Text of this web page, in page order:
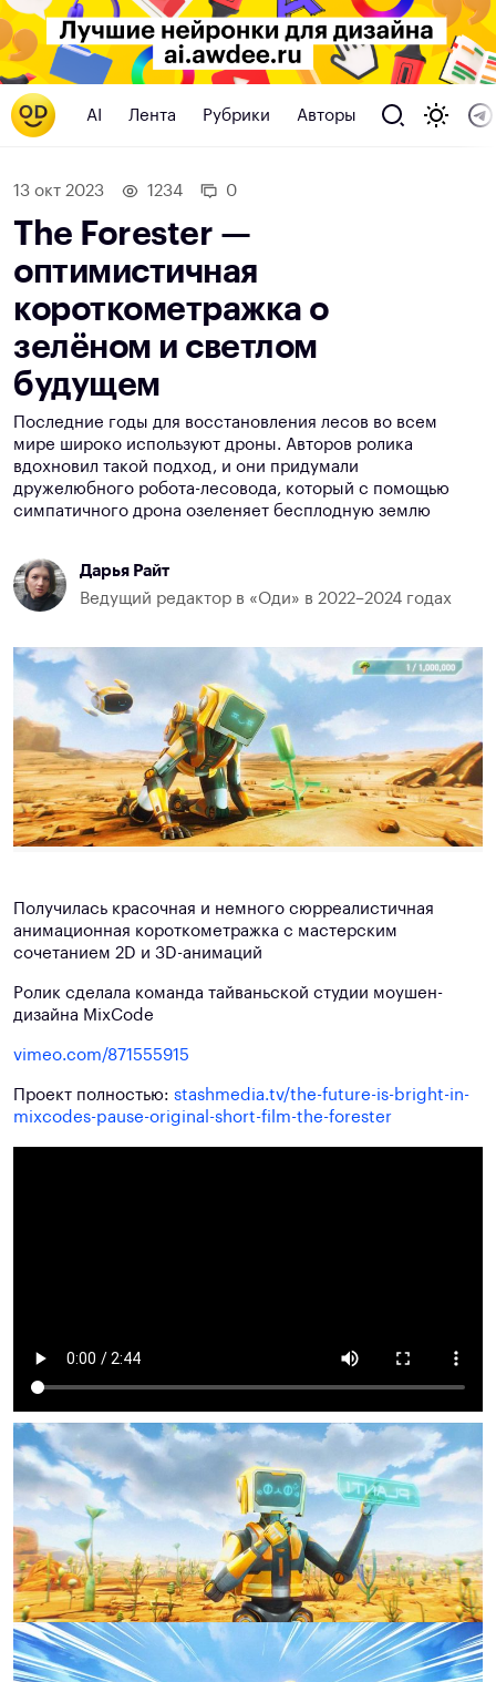
AI Лента Рубрики Авторы
13 окт 2023 1234 0
The Forester —
оптимистичная
короткометражка о
зелёном и светлом
будущем
Последние годы для восстановления лесов во всем
мире широко используют дроны. Авторов ролика
вдохновил такой подход, и они придумали
дружелюбного робота-лесовода, который c помощью
симпатичного дрона озеленяет бесплодную землю
Дарья Райт
Ведущий редактор в «Оди» в 2022–2024 годах
Получилась красочная и немного сюрреалистичная
анимационная короткометражка с мастерским
сочетанием 2D и 3D-анимаций
Ролик сделала команда тайваньской студии моушен-
дизайна MixCode
vimeo.com/871555915
Проект полностью: stashmedia.tv/the-future-is-bright-in-
mixcodes-pause-original-short-film-the-forester